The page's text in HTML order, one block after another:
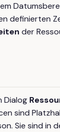
definierten
der
Dialog
sind
Sie sind in